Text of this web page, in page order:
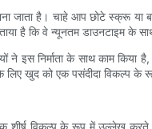
है। चाहे आप छोटे स्क्रू या बड़े
है कि वे न्यूनतम डाउनटाइम के
ने इस निर्माता के साथ काम
लिए खुद को एक पसंदीदा विकल्प के